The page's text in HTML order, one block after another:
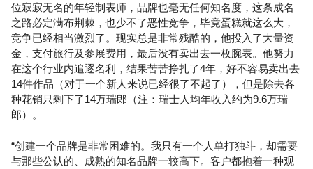
位寂寂无名的年轻制表师，品牌也毫无任何知名度，这条成名
之路必定满布荆棘，也少不了恶性竞争，毕竟蛋糕就这么大，
竞争已经相当激烈了。现实总是非常残酷的，他投入了大量资
金，支付旅行及参展费用，最后没有卖出去一枚腕表。他努力
在这个行业内追逐名利，结果苦苦挣扎了4年，好不容易卖出去
14件作品（对于一个新人来说已经很了不起了），但是除去各
种花销只剩下了14万瑞郎（注：瑞士人均年收入约为9.6万瑞
郎）。
“创建一个品牌是非常困难的。我只有一个人单打独斗，却需要
与那些公认的、成熟的知名品牌一较高下。客户都抱着一种观